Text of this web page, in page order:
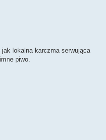
lokalna karczma serwująca
piwo.